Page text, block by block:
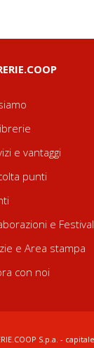
e vantaggi
punti
e Festival
e Area stampa
con noi
S.p.a. -